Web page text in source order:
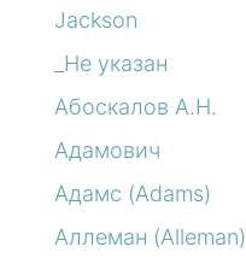
Jackson
_Не указан
Абоскалов А.Н.
Адамович
Адамс (Adams)
Аллеман (Alleman)